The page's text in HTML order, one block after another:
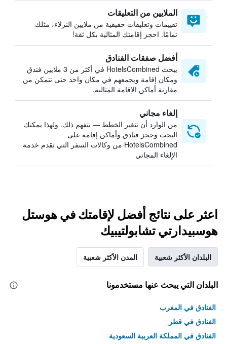
الملايين من التعليقات
تقييمات وتعليقات حقيقية من ملايين النزلاء، مثلك
تمامًا. احجز إقامتك المثالية بكل ثقة!
أفضل صفقات الفنادق
يبحث HotelsCombined في أكثر من 3 ملايين فندق
ومكان إقامة ويجمعهم في مكان واحد حتى تتمكن من
مقارنة أماكن الإقامة المثالية.
إلغاء مجاني
من الوارد أن تتغير الخطط — نتفهم ذلك. ولهذا يمكنك
البحث وحجز فنادق وأماكن إقامة على
HotelsCombined من وكالات السفر التي تقدم خدمة
الإلغاء المجاني
اعثر على نتائج أفضل لإقامتك في هوستل
هوسبيدارتي تشابولتيبيك
البلدان الأكثر شعبية المدن الأكثر شعبية
البلدان التي يبحث عنها مستخدمونا
الفنادق في المغرب
الفنادق في قطر
الفنادق في المملكة العربية السعودية